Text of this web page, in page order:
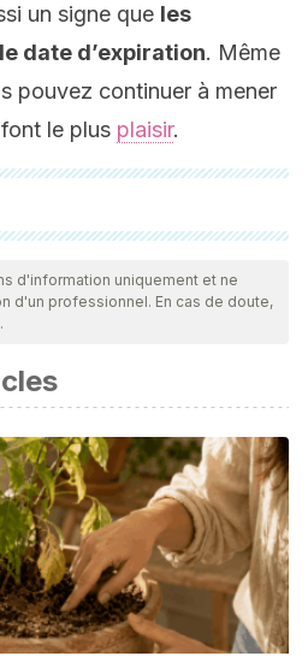
un signe que les
date d’expiration. Même
pouvez continuer à mener
le plus plaisir.
été examinées en profondeur
leur qualité, leur fiabilité, leur
bibliographie de cet article a été
Danilo,Interculturalidad,
y creatividad. Aportes para una
Revista de Educación a
(41):112-130.
d'information uniquement et ne
d'un professionnel. En cas de doute,